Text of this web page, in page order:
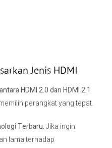
Jenis HDMI
HDMI 2.0 dan HDMI 2.1
perangkat yang tepat.
Terbaru.Jika ingin
lama terhadap